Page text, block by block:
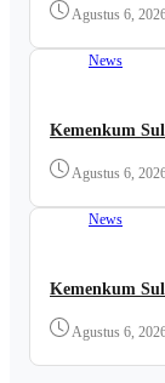
Agustus 6,
News
Kemenkum
Agustus 6,
News
Kemenkum
Agustus 6,